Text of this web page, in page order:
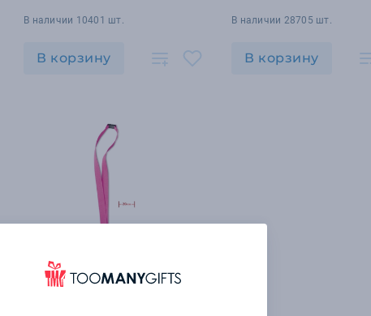
В наличии 10401 шт.
В корзину
В наличии 28705 шт.
В корзину